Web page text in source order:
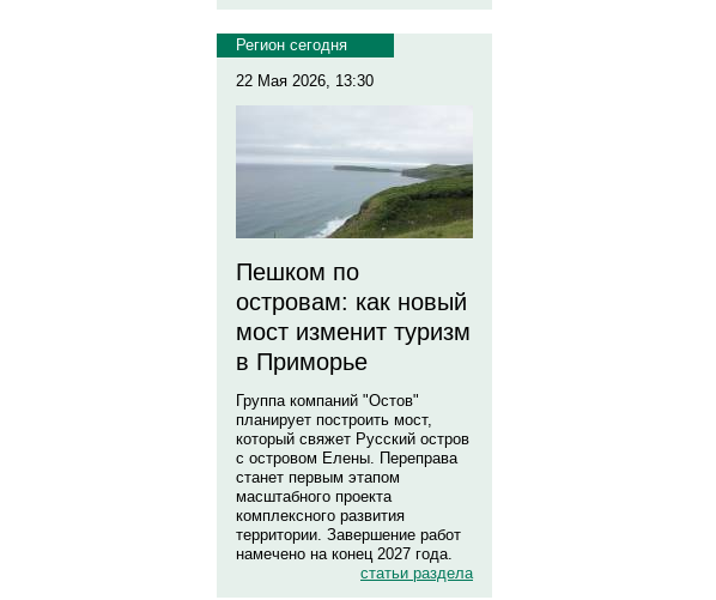
Регион сегодня
22 Мая 2026, 13:30
Пешком по
островам: как новый
мост изменит туризм
в Приморье
Группа компаний "Остов"
планирует построить мост,
который свяжет Русский остров
с островом Елены. Переправа
станет первым этапом
масштабного проекта
комплексного развития
территории. Завершение работ
намечено на конец 2027 года.
статьи раздела